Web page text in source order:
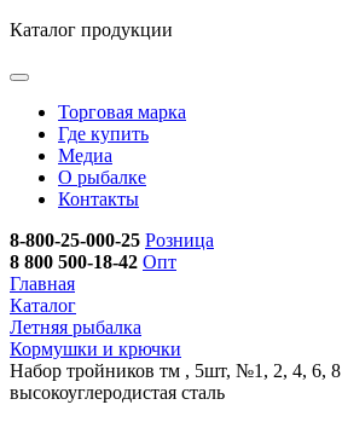
Каталог продукции
Торговая марка
Где купить
Медиа
О рыбалке
Контакты
8-800-25-000-25 Розница
8 800 500-18-42 Опт
Главная
Каталог
Летняя рыбалка
Кормушки и крючки
Набор тройников тм , 5шт, №1, 2, 4, 6, 8
высокоуглеродистая сталь